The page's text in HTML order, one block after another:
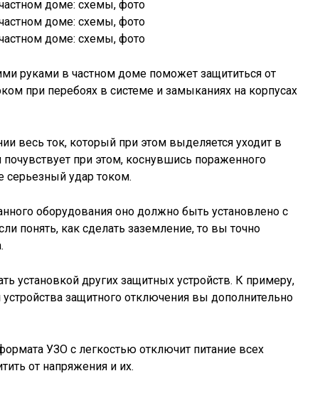
руками в частном доме поможет защититься от
при перебоях в системе и замыканиях на корпусах
весь ток, который при этом выделяется уходит в
при этом, коснувшись пораженного
серьезный удар током.
оборудования оно должно быть установлено с
понять, как сделать заземление, то вы точно
установкой других защитных устройств. К примеру,
защитного отключения вы дополнительно
УЗО с легкостью отключит питание всех
от напряжения и их.